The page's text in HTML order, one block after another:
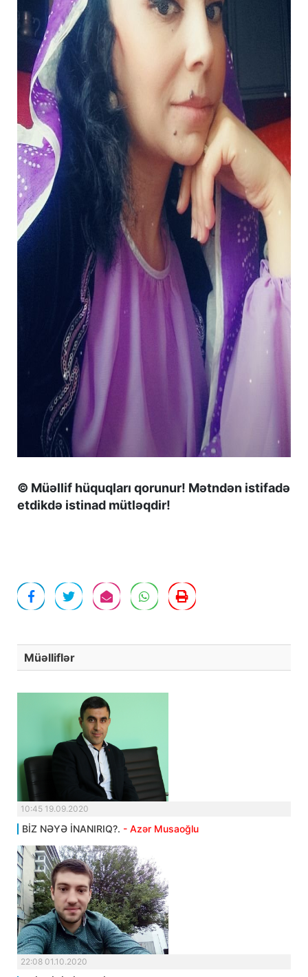
© Müəllif hüquqları qorunur! Mətndən istifadə
etdikdə istinad mütləqdir!
Müəlliflər
10:45 19.09.2020
BİZ NƏYƏ İNANIRIQ?. - Azər Musaoğlu
22:08 01.10.2020